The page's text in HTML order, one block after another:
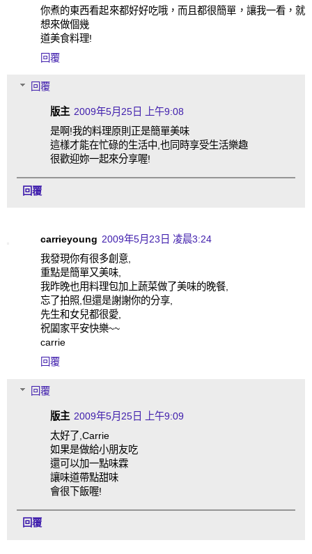
你煮的東西看起來都好好吃哦，而且都很簡單，讓我一看，就
想來做個幾
道美食料理!
回覆
回覆
版主 2009年5月25日 上午9:08
是啊!我的料理原則正是簡單美味
這樣才能在忙碌的生活中,也同時享受生活樂趣
很歡迎妳一起來分享喔!
回覆
carrieyoung 2009年5月23日 凌晨3:24
我發現你有很多創意,
重點是簡單又美味,
我昨晚也用料理包加上蔬菜做了美味的晚餐,
忘了拍照,但還是謝謝你的分享,
先生和女兒都很愛,
祝闔家平安快樂~~
carrie
回覆
回覆
版主 2009年5月25日 上午9:09
太好了,Carrie
如果是做給小朋友吃
還可以加一點味霖
讓味道帶點甜味
會很下飯喔!
回覆